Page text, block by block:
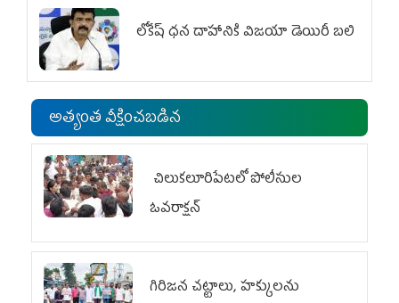
లోకేష్ ధ‌న దాహానికి విజ‌యా డెయిరీ బ‌లి
అత్యంత వీక్షించబడిన
చిలుక‌లూరిపేట‌లో పోలీసుల
ఓవ‌రాక్ష‌న్‌
గిరిజన చట్టాలు, హక్కులను